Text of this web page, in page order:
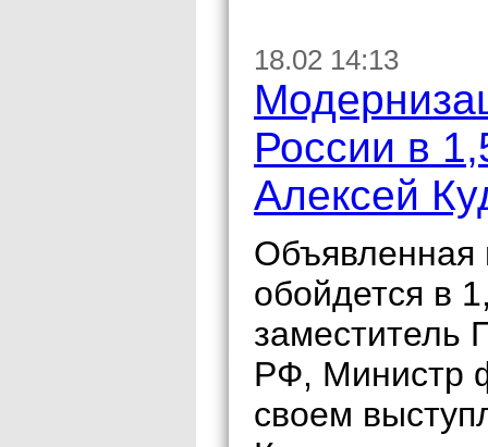
18.02 14:13
России в
Алексей
Объявленная
обойдется в
заместитель
РФ, Министр
своем